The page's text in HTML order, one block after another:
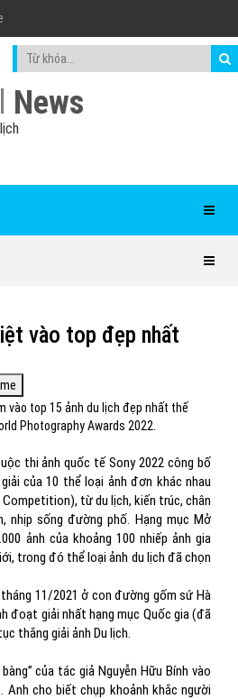
News
vào top đẹp nhất
vào top 15 ảnh du lịch đẹp nhất thế
Photography Awards 2022.
thi ảnh quốc tế Sony 2022 công bố
của 10 thể loại ảnh đơn khác nhau
từ du lịch, kiến trúc, chân
nhịp sống đường phố. Hạng mục Mở
ảnh của khoảng 100 nhiếp ảnh gia
trong đó thể loại ảnh du lịch đã chọn
tháng 11/2021 ở con đường gốm sứ Hà
đoạt giải nhất hạng mục Quốc gia (đã
thắng giải ảnh Du lịch.
của tác giả Nguyễn Hữu Bính vào
Anh cho biết chụp khoảnh khắc người